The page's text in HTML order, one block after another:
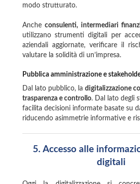
modo strutturato.
Ancheconsulenti, intermediari
utilizzano strumenti digitali per
aziendali aggiornate, verificare il
valutare la solidità di un’impresa.
Pubblica amministrazione e
Dal lato pubblico, la digitalizzazione
trasparenza e controllo. Dal lato degli
facilita decisioni informate basate su
riducendo asimmetrie informative e
5. Accesso alle
digitali